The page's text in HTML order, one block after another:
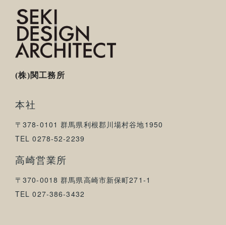
(株)関工務所
本社
〒378-0101 群馬県利根郡川場村谷地1950
TEL 0278-52-2239
高崎営業所
〒370-0018 群馬県高崎市新保町271-1
TEL 027-386-3432